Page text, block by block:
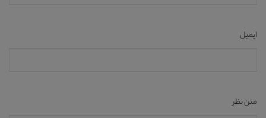
ایمیل
متن نظر